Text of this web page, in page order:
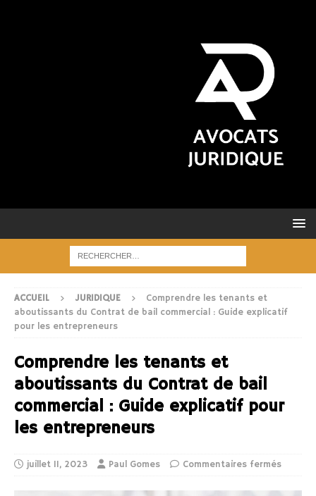
ACCUEIL JURIDIQUE
Comprendre les tenants et
aboutissants du Contrat de bail commercial : Guide explicatif
pour les entrepreneurs
Comprendre les tenants et
aboutissants du Contrat de bail
commercial : Guide explicatif pour
les entrepreneurs
juillet 11, 2023 Paul Gomes Commentaires fermés